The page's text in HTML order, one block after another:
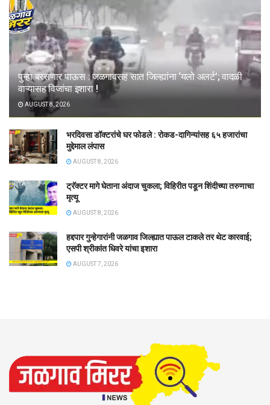
पुन्हा बरसणार पाऊस : जळगावसह सात जिल्ह्यांना ‘यलो अलर्ट’; वादळी
वाऱ्यासह विजांचा इशारा !
AUGUST 8, 2026
भरदिवसा डॉक्टरांचे घर फोडले : रोकड-दागिन्यांसह ६५ हजारांचा
मुद्देमाल लंपास
AUGUST 8, 2026
ट्रॅक्टर मागे घेताना अंदाज चुकला; विहिरीत पडून शिंदीच्या तरुणाचा
मृत्यू
AUGUST 8, 2026
हद्दपार गुन्हेगारांनी जळगाव जिल्ह्यात पाऊल टाकले तर थेट कारवाई;
एसपी श्रीकांत धिवरे यांचा इशारा
AUGUST 7, 2026